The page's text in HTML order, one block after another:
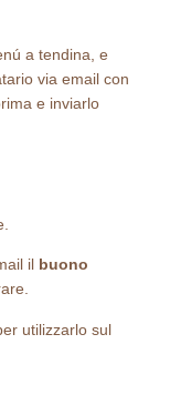
a tendina, e
via email con
e inviarlo
il buono
utilizzarlo sul